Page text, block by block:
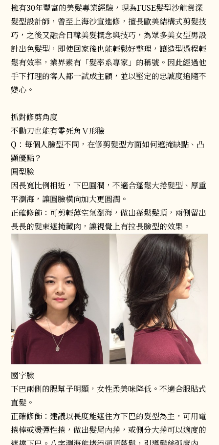
擁有30年豐富的美髮專業經驗，現為FUSE髮型沙龍資深
髮型設計師，曾至上海沙宣進修，擅長歐美結構式剪髮技
巧，之後又融合日韓美髮概念與技巧，為眾多美女型男設
計出色髮型，即使回家後也能輕鬆好整理，讓造型過程輕
鬆有效率，業界素有「髮率系專家」的稱號。因此經過他
手下打理的客人都一試成主顧，並以堅定的忠誠度追隨不
變心。
抓對修剪角度
不動刀也能有零死角Ｖ形臉
Q：每個人臉型不同，在修剪髮型方面如何遮掩缺點、凸
顯優點？
圓型臉
因長寬比例相近，下巴圓潤，不適合蓬鬆大捲髮型、厚重
平瀏海，讓圓臉橫向加大更圓潤。
正確修飾：可剪輕薄空氣瀏海，做出蓬鬆髮頂，兩側留出
長長的髮束遮掩藏肉，讓視覺上有拉長臉型的效果。
國字臉
下巴兩側的腮幫子明顯，女性柔美味降低。不適合服貼式
直髮。
正確修飾：建議以長度能遮住方下巴的髮型為主，可用電
捲棒或燙彈性捲，做出髮尾內捲，或側分大捲可以適度的